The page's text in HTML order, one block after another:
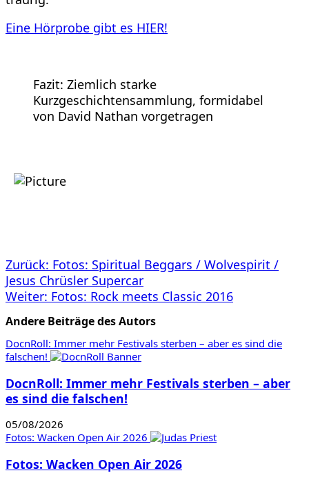
Eine Hörprobe gibt es HIER!
Fazit: Ziemlich starke
Kurzgeschichtensammlung, formidabel
von David Nathan vorgetragen
Zurück: Fotos: Spiritual Beggars / Wolvespirit /
Jesus Chrüsler Supercar
Weiter: Fotos: Rock meets Classic 2016
Andere Beiträge des Autors
DocnRoll: Immer mehr Festivals sterben – aber es sind die
falschen!
DocnRoll: Immer mehr Festivals sterben – aber
es sind die falschen!
05/08/2026
Fotos: Wacken Open Air 2026
Fotos: Wacken Open Air 2026